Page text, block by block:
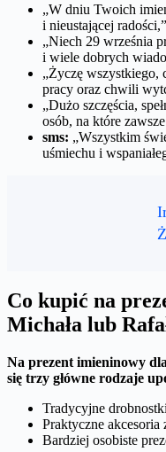
„W dniu Twoich
i nieustającej radości,”
„Niech 29 września
i wiele dobrych
„Życzę wszystkiego,
pracy oraz chwili
„Dużo szczęścia,
osób, na które
sms: „Wszystkim
uśmiechu i
Co kupić na
Michała lub
Na prezent imieninowy
się trzy główne rodzaje
Tradycyjne
Praktyczne akcesoria
Bardziej osobiste